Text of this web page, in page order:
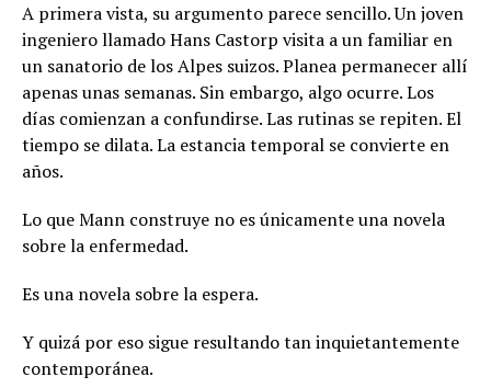
A primera vista, su argumento parece sencillo. Un joven
ingeniero llamado Hans Castorp visita a un familiar en
un sanatorio de los Alpes suizos. Planea permanecer allí
apenas unas semanas. Sin embargo, algo ocurre. Los
días comienzan a confundirse. Las rutinas se repiten. El
tiempo se dilata. La estancia temporal se convierte en
años.
Lo que Mann construye no es únicamente una novela
sobre la enfermedad.
Es una novela sobre la espera.
Y quizá por eso sigue resultando tan inquietantemente
contemporánea.